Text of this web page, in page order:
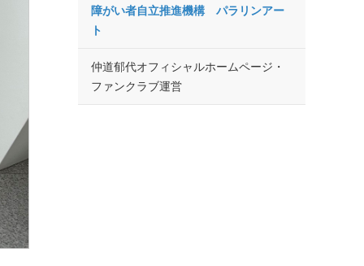
障がい者自立推進機構 パラリンアー
ト
仲道郁代オフィシャルホームページ・
ファンクラブ運営